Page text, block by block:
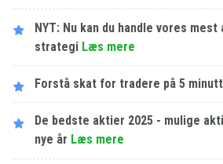
NYT: Nu kan du handle vores mest
strategi Læs mere
Forstå skat for tradere på 5
De bedste aktier 2025 - mulige
nye år Læs mere